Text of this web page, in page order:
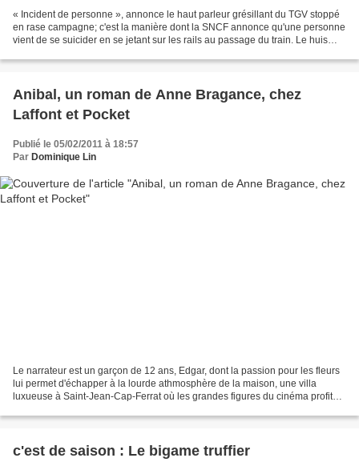
« Incident de personne », annonce le haut parleur grésillant du TGV stoppé
en rase campagne; c'est la manière dont la SNCF annonce qu'une personne
vient de se suicider en se jetant sur les rails au passage du train. Le huis
Anibal, un roman de Anne Bragance, chez
Laffont et Pocket
Publié le 05/02/2011 à 18:57
Par Dominique Lin
Le narrateur est un garçon de 12 ans, Edgar, dont la passion pour les fleurs
lui permet d'échapper à la lourde athmosphère de la maison, une villa
luxueuse à Saint-Jean-Cap-Ferrat où les grandes figures du cinéma profitent
c'est de saison : Le bigame truffier